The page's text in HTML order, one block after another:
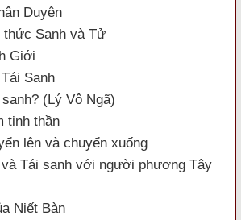
Duyên
thức Sanh và Tử
Giới
Sanh
(Lý Vô Ngã)
tinh thần
lên và chuyển xuống
và Tái sanh với người phương Tây
Niết Bàn